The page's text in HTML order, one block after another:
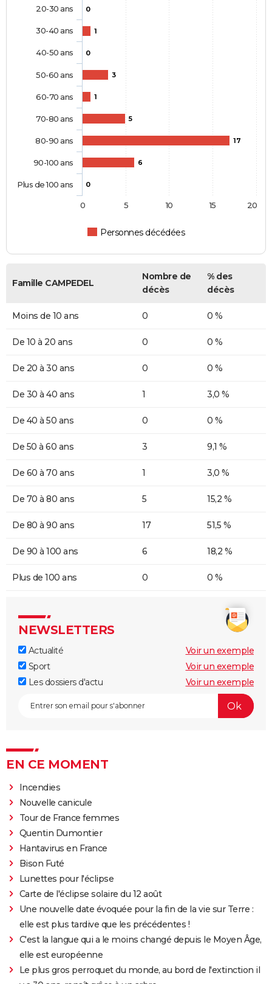
0
1
0
3
1
5
17
6
0
Personnes décédées
20-30 ans
30-40 ans
40-50 ans
50-60 ans
60-70 ans
70-80 ans
80-90 ans
90-100 ans
Plus de 100 ans
0 5 10 15 20
Famille CAMPEDEL
Nombre de
décès
% des
décès
Moins de 10 ans 0 0 %
De 10 à 20 ans 0 0 %
De 20 à 30 ans 0 0 %
De 30 à 40 ans 1 3,0 %
De 40 à 50 ans 0 0 %
De 50 à 60 ans 3 9,1 %
De 60 à 70 ans 1 3,0 %
De 70 à 80 ans 5 15,2 %
De 80 à 90 ans 17 51,5 %
De 90 à 100 ans 6 18,2 %
Plus de 100 ans 0 0 %
NEWSLETTERS
Actualité
Voir un exemple
Sport
Voir un exemple
Les dossiers d'actu
Voir un exemple
EN CE MOMENT
Incendies
Nouvelle canicule
Tour de France femmes
Quentin Dumontier
Hantavirus en France
Bison Futé
Lunettes pour l'éclipse
Carte de l'éclipse solaire du 12 août
Une nouvelle date évoquée pour la fin de la vie sur Terre :
elle est plus tardive que les précédentes !
C'est la langue qui a le moins changé depuis le Moyen Âge,
elle est européenne
Le plus gros perroquet du monde, au bord de l'extinction il